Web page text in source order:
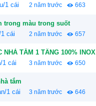
1 cái 2 năm trước 663
trong màu trong suốt
cái 2 năm trước 657
NHÀ TẮM 1 TẦNG 100% INOX
1 cái 3 năm trước 650
tắm
1 cái 3 năm trước 646